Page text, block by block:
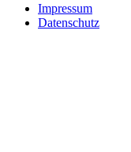
Impressum
Datenschutz